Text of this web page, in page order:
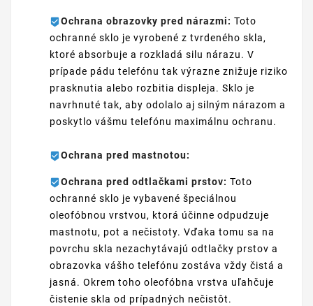
Ochrana obrazovky pred nárazmi: Toto
ochranné sklo je vyrobené z tvrdeného skla,
ktoré absorbuje a rozkladá silu nárazu. V
prípade pádu telefónu tak výrazne znižuje riziko
prasknutia alebo rozbitia displeja. Sklo je
navrhnuté tak, aby odolalo aj silným nárazom a
poskytlo vášmu telefónu maximálnu ochranu.
Ochrana pred mastnotou:
Ochrana pred odtlačkami prstov: Toto
ochranné sklo je vybavené špeciálnou
oleofóbnou vrstvou, ktorá účinne odpudzuje
mastnotu, pot a nečistoty. Vďaka tomu sa na
povrchu skla nezachytávajú odtlačky prstov a
obrazovka vášho telefónu zostáva vždy čistá a
jasná. Okrem toho oleofóbna vrstva uľahčuje
čistenie skla od prípadných nečistôt.